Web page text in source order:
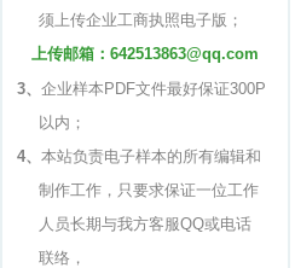
须上传企业工商执照电子版；
上传邮箱：642513863@qq.com
3、 企业样本PDF文件最好保证300P
以内；
4、 本站负责电子样本的所有编辑和
制作工作，只要求保证一位工作
人员长期与我方客服QQ或电话
联络，